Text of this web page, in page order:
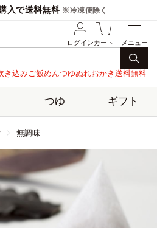
入で送料無料 ※冷凍便除く
ログインカート
き込みご飯めんつゆぬれおかき 送料無料
つゆ ギフト
無調味